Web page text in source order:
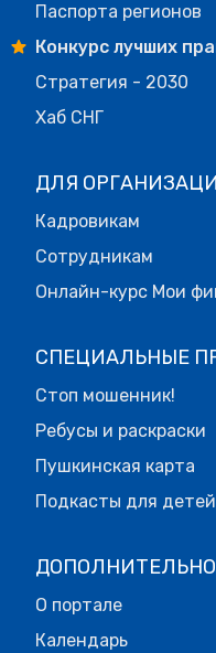
Паспорта регионов
Конкурс лучших
Стратегия - 2030
Хаб СНГ
ДЛЯ
Кадровикам
Сотрудникам
Онлайн-курс Мои
СПЕЦИАЛЬНЫЕ
Стоп мошенник!
Ребусы и раскраски
Пушкинская карта
Подкасты для детей
ДОПОЛНИТЕЛЬНО
О портале
Календарь